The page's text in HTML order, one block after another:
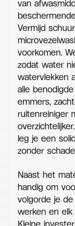
van
Vermijd
voorkomen.
zodat water
watervlekken
alle
emmers,
ruitenreiniger
leg je een
zonder
Naast het
handig om
volgorde je
werken en elk
Kleine